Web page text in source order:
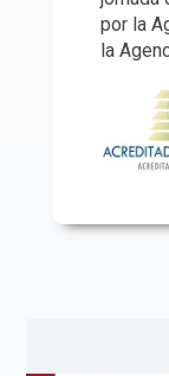
por la
la